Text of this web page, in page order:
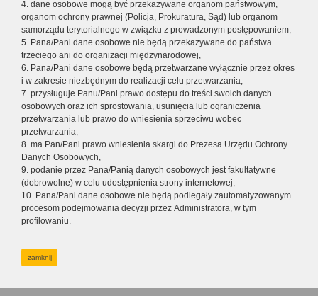
4. dane osobowe mogą być przekazywane organom państwowym,
organom ochrony prawnej (Policja, Prokuratura, Sąd) lub organom
samorządu terytorialnego w związku z prowadzonym postępowaniem,
5. Pana/Pani dane osobowe nie będą przekazywane do państwa
trzeciego ani do organizacji międzynarodowej,
6. Pana/Pani dane osobowe będą przetwarzane wyłącznie przez okres
i w zakresie niezbędnym do realizacji celu przetwarzania,
7. przysługuje Panu/Pani prawo dostępu do treści swoich danych
osobowych oraz ich sprostowania, usunięcia lub ograniczenia
przetwarzania lub prawo do wniesienia sprzeciwu wobec
przetwarzania,
8. ma Pan/Pani prawo wniesienia skargi do Prezesa Urzędu Ochrony
Danych Osobowych,
9. podanie przez Pana/Panią danych osobowych jest fakultatywne
(dobrowolne) w celu udostępnienia strony internetowej,
10. Pana/Pani dane osobowe nie będą podlegały zautomatyzowanym
procesom podejmowania decyzji przez Administratora, w tym
profilowaniu.
zamknij